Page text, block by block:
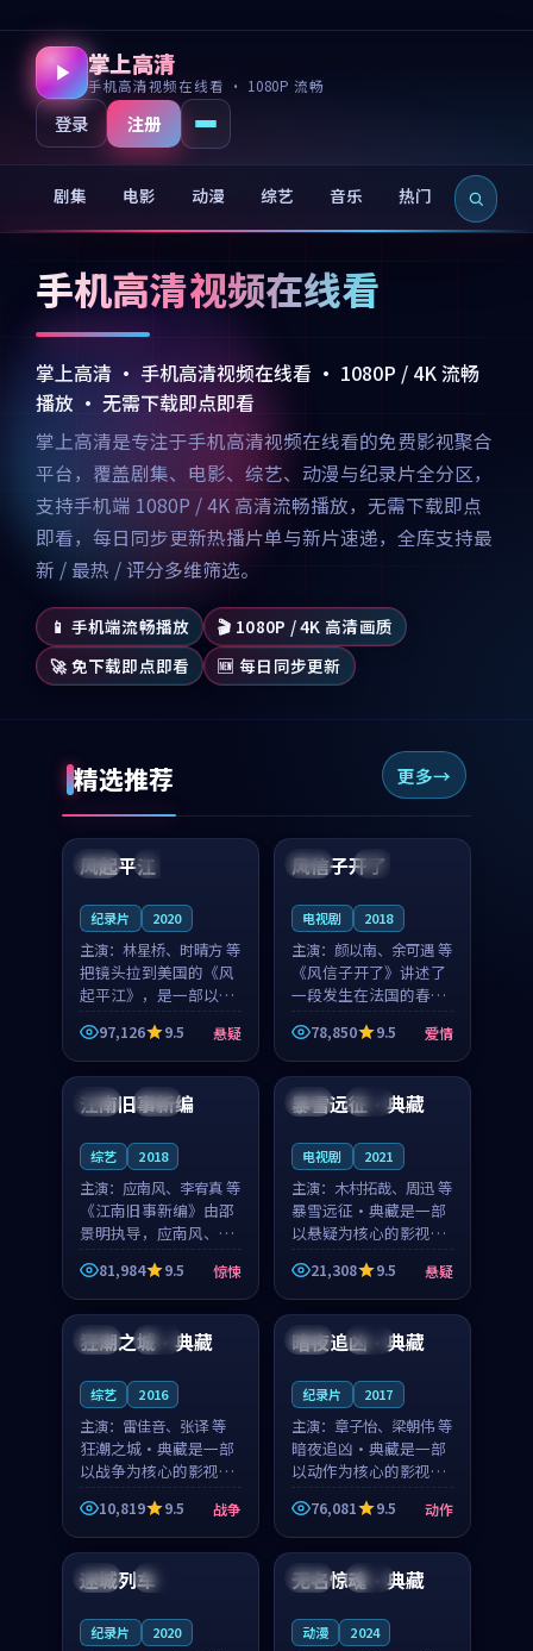
掌上高清
手机高清视频在线看 · 1080P 流畅
登录 注册
剧集 电影 动漫 综艺 音乐 热门 新片
手机高清视频在线看
掌上高清 · 手机高清视频在线看 · 1080P / 4K 流畅
播放 · 无需下载即点即看
掌上高清是专注于手机高清视频在线看的免费影视聚合
平台，覆盖剧集、电影、综艺、动漫与纪录片全分区，
支持手机端 1080P / 4K 高清流畅播放，无需下载即点
即看，每日同步更新热播片单与新片速递，全库支持最
新 / 最热 / 评分多维筛选。
📱 手机端流畅播放
🎬 1080P / 4K 高清画质
🚀 免下载即点即看
🆕 每日同步更新
精选推荐 更多
美国 完结
99:07
风起平江
纪录片 2020
主演： 林星桥、时晴方 等
把镜头拉到美国的《风
起平江》，是一部以时
光记忆为底色的悬疑作
品。林星桥和时晴方贡
献了2020年颇受关注的
合作演出，影片在情感
层次与现实质感之间
97,126 9.5 悬疑
法国 4K
99:21
风信子开了
电视剧 2018
主演： 颜以南、余可遇 等
《风信子开了》讲述了
一段发生在法国的春日
漫步故事。颜以南饰演
的主角与余可遇的角色
因一场意外卷入更深的
纠葛，爱情元素贯穿始
终，节奏稳健而富有张
78,850 9.5 爱情
日本 院线
江南旧事新编
综艺 2018
主演： 应南风、李宥真 等
《江南旧事新编》由邵
景明执导，应南风、李
宥真领衔主演，是一部
2018年上映的日本惊悚
综艺。影片以邻里温情
遇到告别都浸着真实
81,984 9.5 惊悚
泰国 热播
暴雪远征·典藏
电视剧 2021
主演： 木村拓哉、周迅 等
暴雪远征·典藏是一部
以悬疑为核心的影视作
品，围绕危机、反转与
人物成长展开，整体节
奏紧凑，值得推荐观
21,308 9.5 悬疑
中国 独播
狂潮之城·典藏
综艺 2016
主演： 雷佳音、张译 等
狂潮之城·典藏是一部
以战争为核心的影视作
品，围绕危机、反转与
人物成长展开，整体节
奏紧凑，值得推荐观
看。
10,819 9.5 战争
中国 热播
暗夜追凶·典藏
纪录片 2017
主演： 章子怡、梁朝伟 等
暗夜追凶·典藏是一部
以动作为核心的影视作
品，围绕危机、反转与
人物成长展开，整体节
奏紧凑，值得推荐观
76,081 9.5 动作
中国 热播
迷城列车
纪录片 2020
泰国 完结
无名惊魂·典藏
动漫 2024